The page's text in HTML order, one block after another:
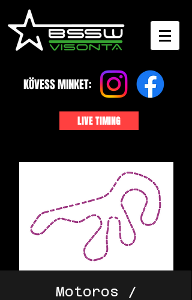
KÖVESS MINKET:
LIVE TIMING
Motoros /